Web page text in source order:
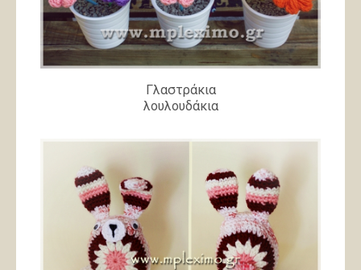
Γλαστράκια
λουλουδάκια